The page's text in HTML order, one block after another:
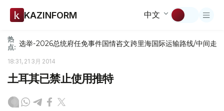
KAZINFORM 中文
热
点: 选举-2026总统府任免事件国情咨文跨里海国际运输路线/中间走廊
18:31, 21 3月 2014
土耳其已禁止使用推特